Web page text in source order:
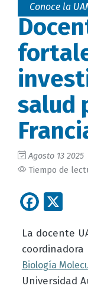
Conoce la
salud
Agosto 13 2025
Tiempo de
La docente
coordinadora
Biología
Universidad